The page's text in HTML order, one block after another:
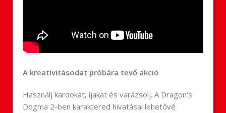
A kreativitásodat próbára tevő akció
Használj kardokat, íjakat és varázsolj. A Dragon’s
Dogma 2-ben karaktered hivatásai lehetővé